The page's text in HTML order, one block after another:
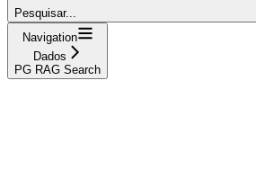
Pesquisar...
Navigation
Dados
PG RAG Search